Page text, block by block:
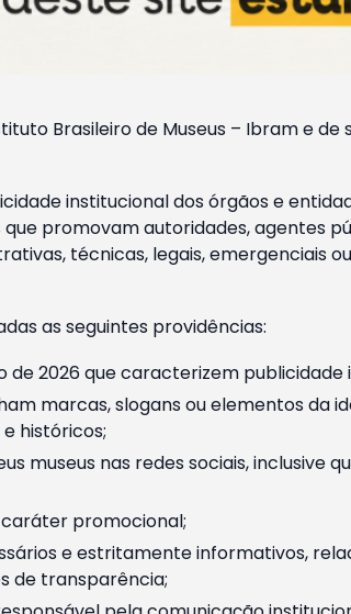
Brasileiro de Museus – Ibram e
institucional dos órgãos e
promovam autoridades, agentes
técnicas, legais, emergenciais
as seguintes providências:
2026 que caracterizem
marcas, slogans ou elementos da
históricos;
museus nas redes sociais, inclusive
promocional;
e estritamente informativos,
de transparência;